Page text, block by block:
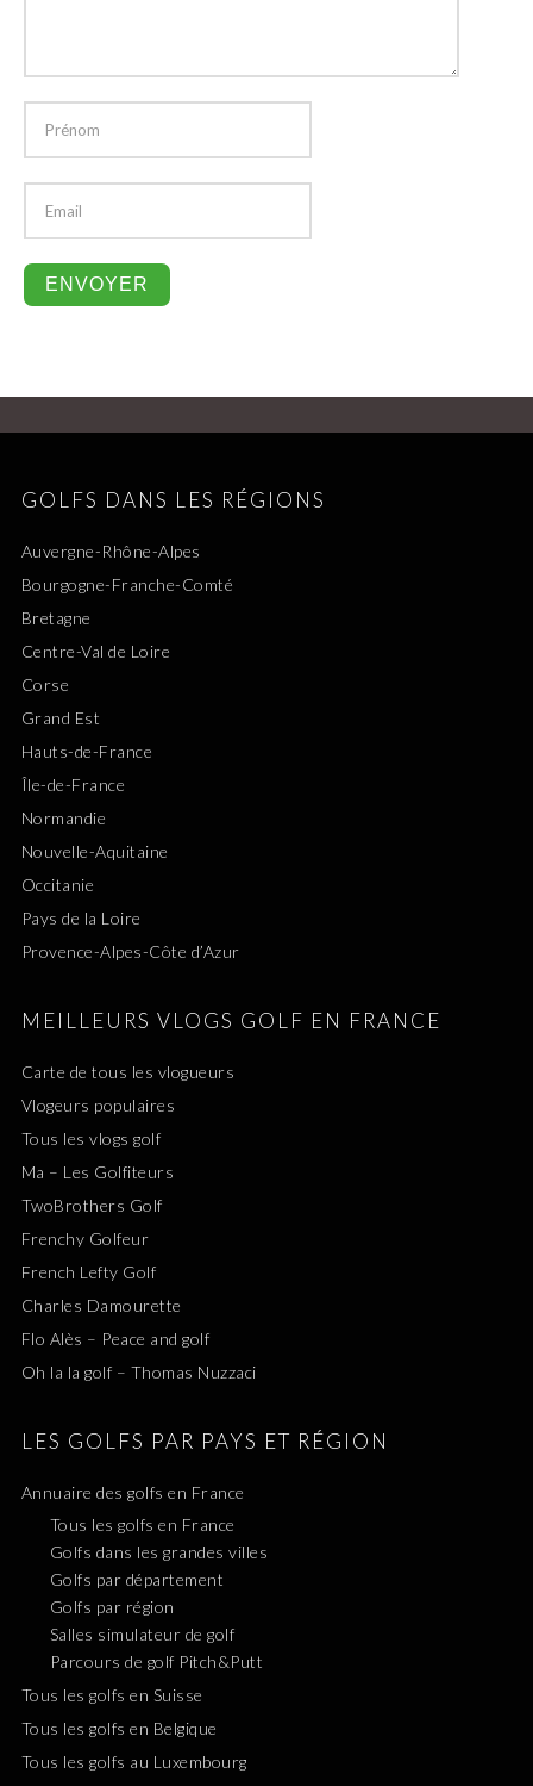
GOLFS DANS LES RÉGIONS
Auvergne-Rhône-Alpes
Bourgogne-Franche-Comté
Bretagne
Centre-Val de Loire
Corse
Grand Est
Hauts-de-France
Île-de-France
Normandie
Nouvelle-Aquitaine
Occitanie
Pays de la Loire
Provence-Alpes-Côte d’Azur
MEILLEURS VLOGS GOLF EN FRANCE
Carte de tous les vlogueurs
Vlogeurs populaires
Tous les vlogs golf
Ma – Les Golfiteurs
TwoBrothers Golf
Frenchy Golfeur
French Lefty Golf
Charles Damourette
Flo Alès – Peace and golf
Oh la la golf – Thomas Nuzzaci
LES GOLFS PAR PAYS ET RÉGION
Annuaire des golfs en France
Tous les golfs en France
Golfs dans les grandes villes
Golfs par département
Golfs par région
Salles simulateur de golf
Parcours de golf Pitch&Putt
Tous les golfs en Suisse
Tous les golfs en Belgique
Tous les golfs au Luxembourg